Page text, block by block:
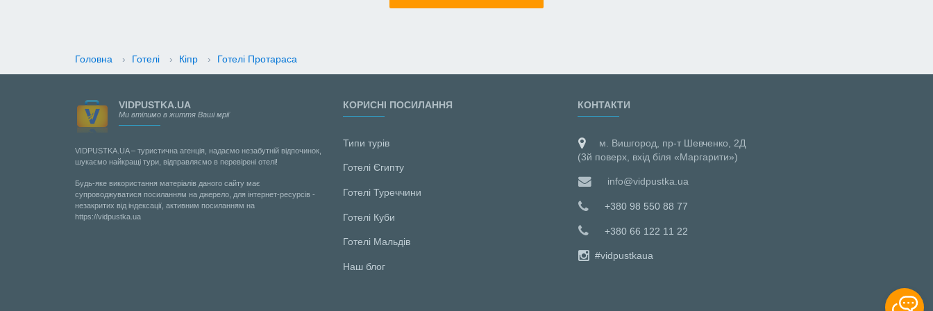
Головна › Готелі › Кіпр › Готелі Протараса
VIDPUSTKA.UA
Ми втілимо в життя Ваші мрії
VIDPUSTKA.UA – туристична агенція, надаємо незабутній відпочинок,
шукаємо найкращі тури, відправляємо в перевірені отелі!
Будь-яке використання матеріалів даного сайту має
супроводжуватися посиланням на джерело, для інтернет-ресурсів -
незакритих від індексації, активним посиланням на
https://vidpustka.ua
КОРИСНІ ПОСИЛАННЯ
Типи турів
Готелі Єгипту
Готелі Туреччини
Готелі Куби
Готелі Мальдiв
Наш блог
КОНТАКТИ
м. Вишгород, пр-т Шевченко, 2Д
(3й поверх, вхід біля «Маргарити»)
info@vidpustka.ua
+380 98 550 88 77
+380 66 122 11 22
#vidpustkaua